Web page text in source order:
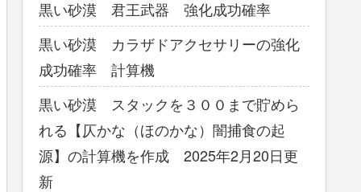
黒い砂漠 君王武器 強化成功確率
黒い砂漠 カラザドアクセサリーの強化
成功確率 計算機
黒い砂漠 スタックを３００まで貯めら
れる【仄かな（ほのかな）闇捕食の起
源】の計算機を作成 2025年2月20日更
新